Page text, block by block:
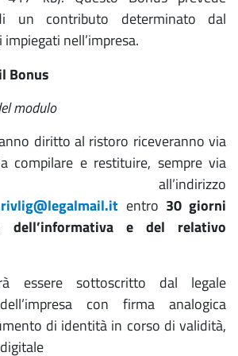
di un contributo determinato dal
nell’impresa.
Bonus
modulo
diritto al ristoro riceveranno via
compilare e restituire, sempre via
entro 30 giorni
dell’informativa e del relativo
essere sottoscritto dal legale
con firma analogica
di identità in corso di validità,